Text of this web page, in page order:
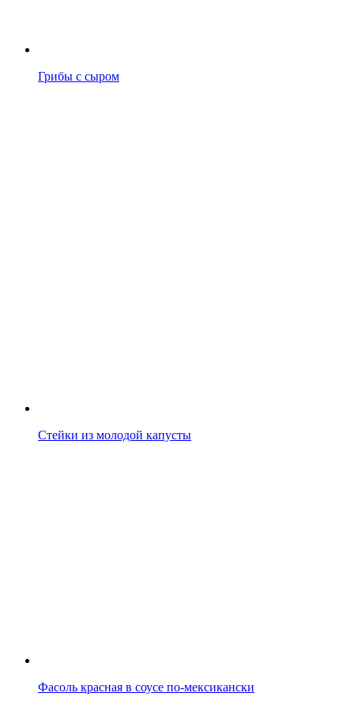
Грибы с сыром
Стейки из молодой капусты
Фасоль красная в соусе по-мексикански